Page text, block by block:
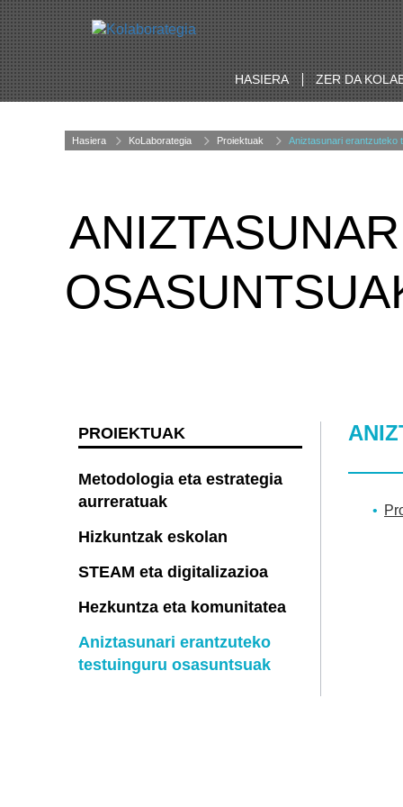
HASIERA ZER DA
Hasiera KoLaborategia Proiektuak Aniztasunari erantzuteko
PROIEKTUAK
Metodologia eta estrategia
aurreratuak
Hizkuntzak eskolan
STEAM eta digitalizazioa
Hezkuntza eta komunitatea
Aniztasunari erantzuteko
testuinguru osasuntsuak